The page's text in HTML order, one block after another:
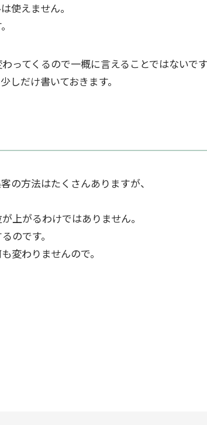
使えません。
てくるので一概に言えることではないです
しだけ書いておきます。
の方法はたくさんありますが、
上がるわけではありません。
のです。
変わりませんので。